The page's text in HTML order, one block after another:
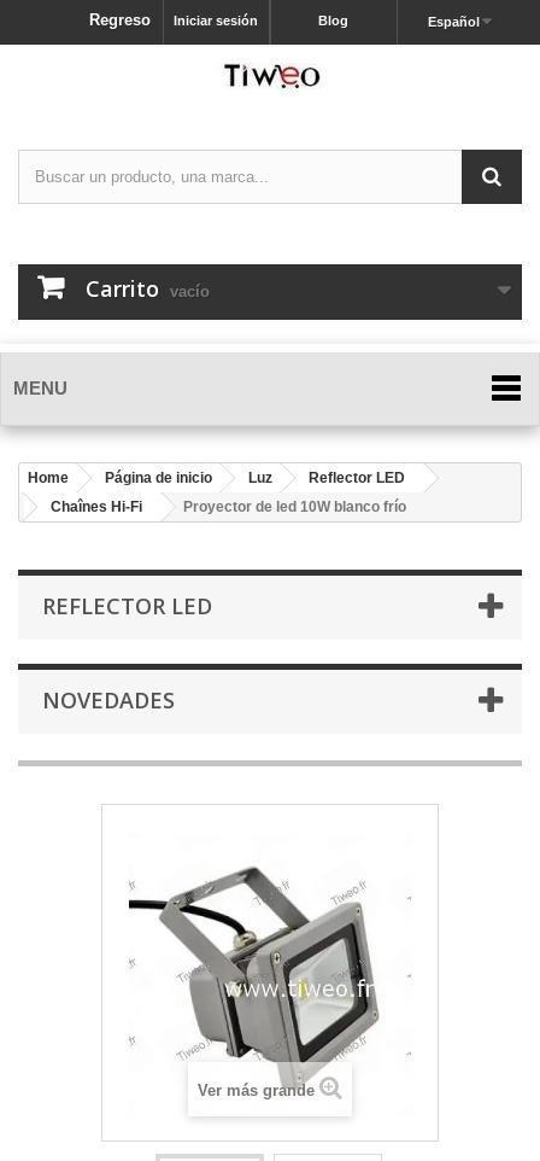
Español
Blog
Iniciar sesión
Regreso
Carrito vacío
MENU
Home Página de inicio Luz
Reflector LED
Chaînes Hi-Fi
Proyector de led 10W blanco frío
REFLECTOR LED
NOVEDADES
Ver más grande